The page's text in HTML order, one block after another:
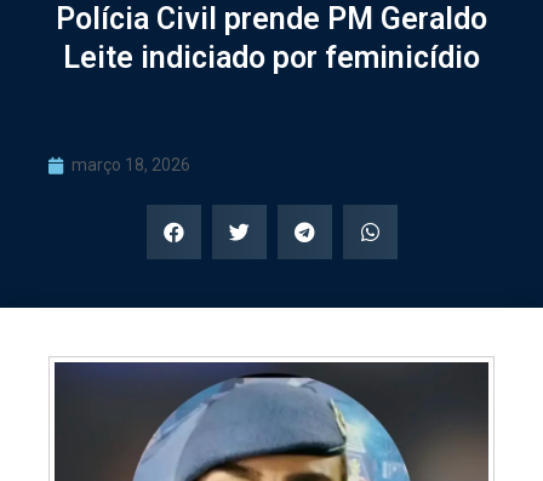
Polícia Civil prende PM Geraldo
Leite indiciado por feminicídio
março 18, 2026